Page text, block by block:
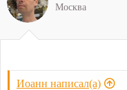
ц
и
Иоанн написал(а)
Москва